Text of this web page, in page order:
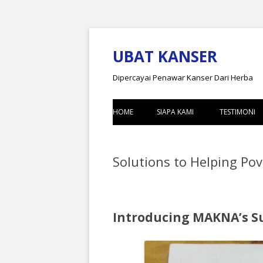
UBAT KANSER
Dipercayai Penawar Kanser Dari Herba
HOME SIAPA KAMI TESTIMONI
Solutions to Helping
Introducing MAKNA’s